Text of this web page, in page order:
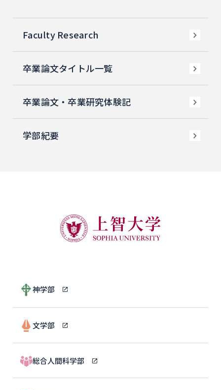
Faculty Research
卒業論文タイトル一覧
卒業論文・卒業研究体験記
学部紀要
神学部
文学部
総合人間科学部